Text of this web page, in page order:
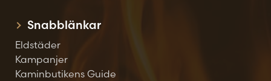
Snabblänkar
Eldstäder
Kampanjer
Kaminbutikens Guide